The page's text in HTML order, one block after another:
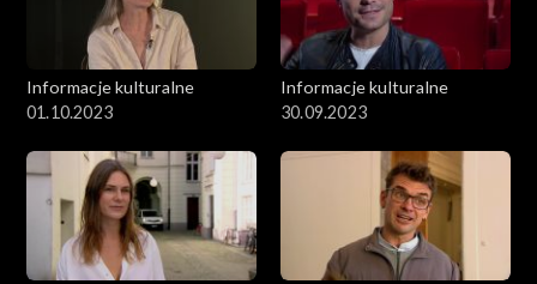
Informacje kulturalne
01.10.2023
Informacje kulturalne
30.09.2023